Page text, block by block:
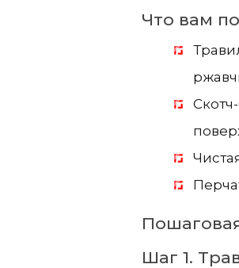
Что вам
Шаг 1.